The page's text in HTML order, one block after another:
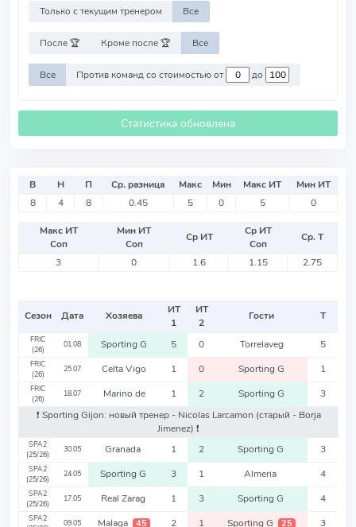
Только с текущим тренером Все
После 🏆 Кроме после 🏆 Все
Все Против команд со стоимостью от до
Статистика обновлена
В Н П Ср. разница Макс Мин Макс ИТ
Мин ИТ
8
4 8 0.45 5 0 5 0
Макс ИТ
Соп
Мин ИТ
Соп
Ср ИТ
Ср ИТ
Соп
Ср. Т
3
0 1.6 1.15 2.75
Сезон Дата Хозяева
ИТ
1
ИТ
2
Гости Т
FRIC
(26)
01.08 Sporting G 5 0 Torrelaveg 5
FRIC
(26)
25.07 Celta Vigo 1 0 Sporting G 1
FRIC
(26)
18.07 Marino de 1 2 Sporting G
3
❗️ Sporting Gijon: новый тренер - Nicolas Larcamon (старый - Borja
Jimenez) ❗️
SPA2
(25/26)
30.05 Granada 1 2 Sporting G 3
SPA2
(25/26)
24.05 Sporting G 3 1 Almeria 4
SPA2
(25/26)
17.05 Real Zarag 1 3 Sporting G 4
SPA2
09.05 Malaga 45 2 1 Sporting G 25 3